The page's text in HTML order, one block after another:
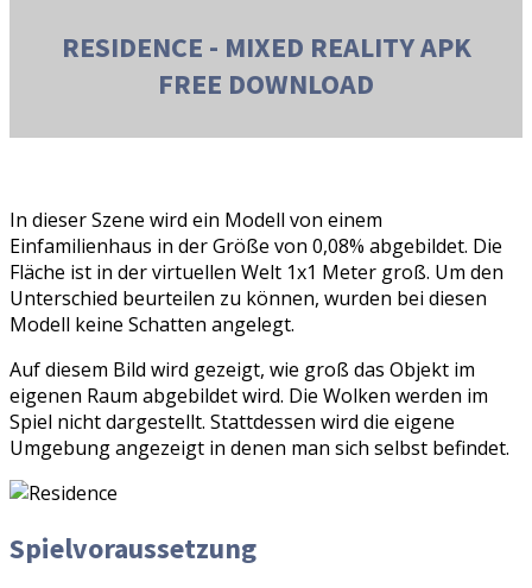
RESIDENCE - MIXED REALITY APK
FREE DOWNLOAD
In dieser Szene wird ein Modell von einem
Einfamilienhaus in der Größe von 0,08% abgebildet. Die
Fläche ist in der virtuellen Welt 1x1 Meter groß. Um den
Unterschied beurteilen zu können, wurden bei diesen
Modell keine Schatten angelegt.
Auf diesem Bild wird gezeigt, wie groß das Objekt im
eigenen Raum abgebildet wird. Die Wolken werden im
Spiel nicht dargestellt. Stattdessen wird die eigene
Umgebung angezeigt in denen man sich selbst befindet.
Spielvoraussetzung